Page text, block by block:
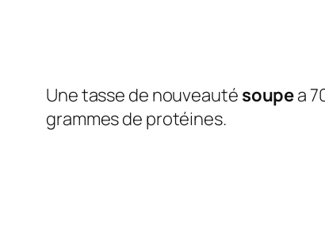
Une tasse de nouveauté soupea
grammes de protéines.